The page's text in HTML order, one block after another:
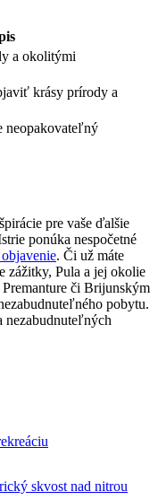
a okolitými
krásy prírody a
neopakovateľný
pre vaše ďalšie
ponúka nespočetné
. Či už máte
zážitky, Pula a jej okolie
či Brijunským
pobytu.
nezabudnuteľných
skvost nad nitrou